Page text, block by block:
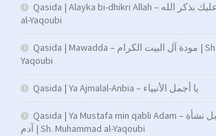
Qasida | Alayka bi-dhikri Allah – عليك بذكر الله | Sh. Muhammad
al-Yaqoubi
Qasida | Mawadda – مودة آل البيت الكرام | Sh. Ibrahim al-
Yaqoubi
Qasida | Ya Ajmalal-Anbia – يا أجمل الأنبياء
Qasida | Ya Mustafa min qabli Adam – يا مصطفى من قبل نشأة
آدم | Sh. Muhammad al-Yaqoubi